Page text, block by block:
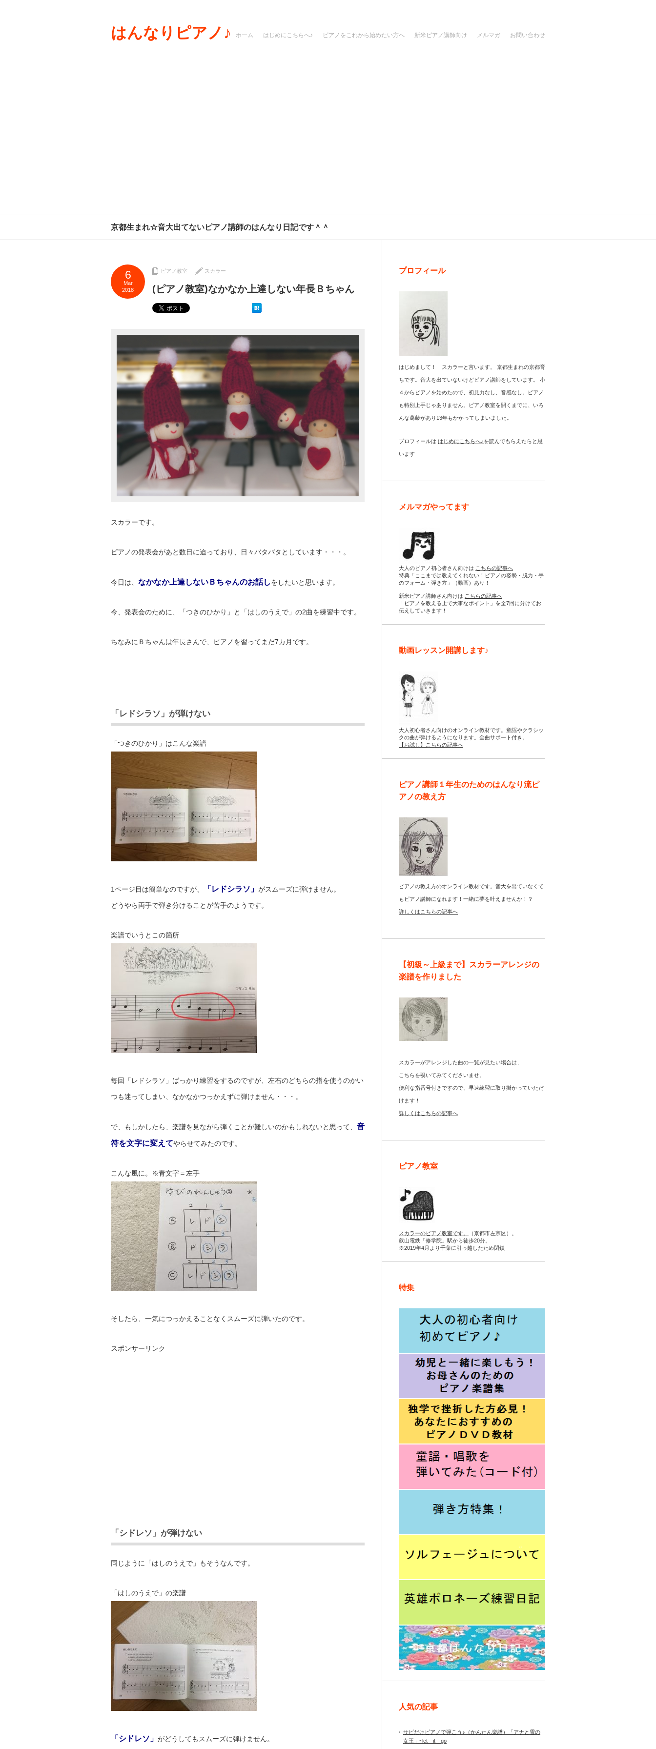
はんなりピアノ♪ ホーム はじめにこちらへ♪ ピアノをこれから始めたい方へ 新米ピアノ講師向け メルマガ お問い合わせ
京都生まれ☆音大出てないピアノ講師のはんなり日記です＾＾
6
Mar
2018
ピアノ教室 スカラー
(ピアノ教室)なかなか上達しない年長Ｂちゃん
スカラーです。
ピアノの発表会があと数日に迫っており、日々バタバタとしています・・・。
今日は、 なかなか上達しないＢちゃんのお話しをしたいと思います。
今、発表会のために、「つきのひかり」と「はしのうえで」の2曲を練習中です。
ちなみにＢちゃんは年長さんで、ピアノを習ってまだ7カ月です。
「レドシラソ」が弾けない
「つきのひかり」はこんな楽譜
1ページ目は簡単なのですが、 「レドシラソ」 がスムーズに弾けません。
どうやら両手で弾き分けることが苦手のようです。
楽譜でいうとこの箇所
毎回「レドシラソ」ばっかり練習をするのですが、左右のどちらの指を使うのかい
つも迷ってしまい、なかなかつっかえずに弾けません・・・。
で、もしかしたら、楽譜を見ながら弾くことが難しいのかもしれないと思って、 音
符を文字に変えてやらせてみたのです。
こんな風に。※青文字＝左手
そしたら、一気につっかえることなくスムーズに弾いたのです。
スポンサーリンク
「シドレソ」が弾けない
同じように「はしのうえで」もそうなんです。
「はしのうえで」の楽譜
「シドレソ」 がどうしてもスムーズに弾けません。
プロフィール
はじめまして！ スカラーと言います。 京都生まれの京都育
ちです。音大を出ていないけどピアノ講師をしています。 小
４からピアノを始めたので、初見力なし、音感なし。ピアノ
も特別上手じゃありません。ピアノ教室を開くまでに、いろ
んな葛藤があり13年もかかってしまいました。
プロフィールは はじめにこちらへ♪を読んでもらえたらと思
います
メルマガやってます
大人のピアノ初心者さん向けは こちらの記事へ
特典「ここまでは教えてくれない！ピアノの姿勢・脱力・手
のフォーム・弾き方」（動画）あり！
新米ピアノ講師さん向けは こちらの記事へ
「ピアノを教える上で大事なポイント」を全7回に分けてお
伝えしていきます！
動画レッスン開講します♪
大人初心者さん向けのオンライン教材です。童謡やクラシッ
クの曲が弾けるようになります。全曲サポート付き。
【お試し】こちらの記事へ
ピアノ講師１年生のためのはんなり流ピ
アノの教え方
ピアノの教え方のオンライン教材です。音大を出ていなくて
もピアノ講師になれます！一緒に夢を叶えませんか！？
詳しくはこちらの記事へ
【初級～上級まで】スカラーアレンジの
楽譜を作りました
スカラーがアレンジした曲の一覧が見たい場合は、
こちらを覗いてみてくださいませ。
便利な指番号付きですので、早速練習に取り掛かっていただ
けます！
詳しくはこちらの記事へ
ピアノ教室
スカラーのピアノ教室です。
（京都市左京区）。
叡山電鉄「修学院」駅から徒歩20分。
※2019年4月より千葉に引っ越したため閉鎖
特集
人気の記事
サビだけピアノで弾こう♪（かんたん楽譜）「アナと雪の
女王」~let it go